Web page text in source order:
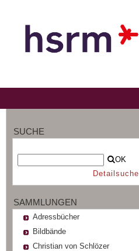
SUCHE
OK
Detailsuche
SAMMLUNGEN
Adressbücher
Bildbände
Christian von Schlözer